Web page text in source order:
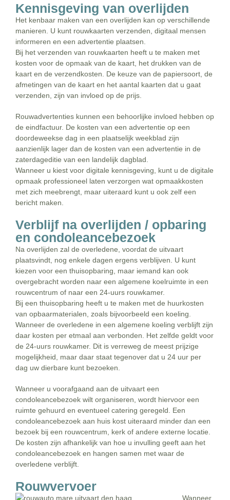
Kennisgeving van overlijden
Het kenbaar maken van een overlijden kan op verschillende
manieren. U kunt rouwkaarten verzenden, digitaal mensen
informeren en een advertentie plaatsen.
Bij het verzenden van rouwkaarten heeft u te maken met
kosten voor de opmaak van de kaart, het drukken van de
kaart en de verzendkosten. De keuze van de papiersoort, de
afmetingen van de kaart en het aantal kaarten dat u gaat
verzenden, zijn van invloed op de prijs.
Rouwadvertenties kunnen een behoorlijke invloed hebben op
de eindfactuur. De kosten van een advertentie op een
doordeweekse dag in een plaatselijk weekblad zijn
aanzienlijk lager dan de kosten van een advertentie in de
zaterdageditie van een landelijk dagblad.
Wanneer u kiest voor digitale kennisgeving, kunt u de digitale
opmaak professioneel laten verzorgen wat opmaakkosten
met zich meebrengt, maar uiteraard kunt u ook zelf een
bericht maken.
Verblijf na overlijden / opbaring
en condoleancebezoek
Na overlijden zal de overledene, voordat de uitvaart
plaatsvindt, nog enkele dagen ergens verblijven. U kunt
kiezen voor een thuisopbaring, maar iemand kan ook
overgebracht worden naar een algemene koelruimte in een
rouwcentrum of naar een 24-uurs rouwkamer.
Bij een thuisopbaring heeft u te maken met de huurkosten
van opbaarmaterialen, zoals bijvoorbeeld een koeling.
Wanneer de overledene in een algemene koeling verblijft zijn
daar kosten per etmaal aan verbonden. Het zelfde geldt voor
de 24-uurs rouwkamer. Dit is verreweg de meest prijzige
mogelijkheid, maar daar staat tegenover dat u 24 uur per
dag uw dierbare kunt bezoeken.
Wanneer u voorafgaand aan de uitvaart een
condoleancebezoek wilt organiseren, wordt hiervoor een
ruimte gehuurd en eventueel catering geregeld. Een
condoleancebezoek aan huis kost uiteraard minder dan een
bezoek bij een rouwcentrum, kerk of andere externe locatie.
De kosten zijn afhankelijk van hoe u invulling geeft aan het
condoleancebezoek en hangen samen met waar de
overledene verblijft.
Rouwvervoer
Wanneer